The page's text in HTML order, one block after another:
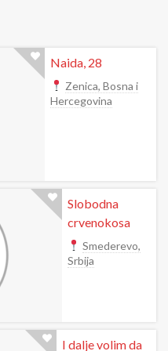
Naida, 28
Zenica, Bosna i
Hercegovina
Slobodna
crvenokosa
Smederevo,
Srbija
I dalje volim da